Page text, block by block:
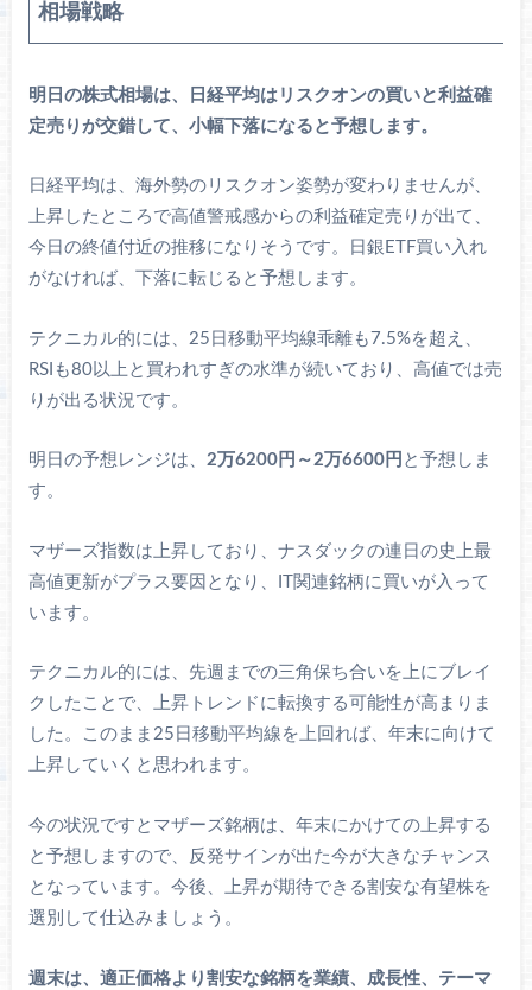
相場戦略
明日の株式相場は、日経平均はリスクオンの買いと利益確
定売りが交錯して、小幅下落になると予想します。
日経平均は、海外勢のリスクオン姿勢が変わりませんが、
上昇したところで高値警戒感からの利益確定売りが出て、
今日の終値付近の推移になりそうです。日銀ETF買い入れ
がなければ、下落に転じると予想します。
テクニカル的には、25日移動平均線乖離も7.5%を超え、
RSIも80以上と買われすぎの水準が続いており、高値では売
りが出る状況です。
明日の予想レンジは、 2万6200円～2万6600円 と予想しま
す。
マザーズ指数は上昇しており、ナスダックの連日の史上最
高値更新がプラス要因となり、IT関連銘柄に買いが入って
います。
テクニカル的には、先週までの三角保ち合いを上にブレイ
クしたことで、上昇トレンドに転換する可能性が高まりま
した。このまま25日移動平均線を上回れば、年末に向けて
上昇していくと思われます。
今の状況ですとマザーズ銘柄は、年末にかけての上昇する
と予想しますので、反発サインが出た今が大きなチャンス
となっています。今後、上昇が期待できる割安な有望株を
選別して仕込みましょう。
週末は、適正価格より割安な銘柄を業績、成長性、テーマ